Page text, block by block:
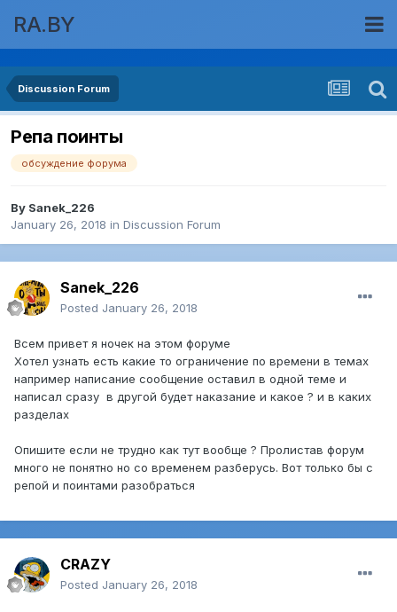
RA.BY
Discussion Forum
Репа поинты
обсуждение форума
By Sanek_226
January 26, 2018 in Discussion Forum
Sanek_226
Posted January 26, 2018
Всем привет я ночек на этом форуме
Хотел узнать есть какие то ограничение по времени в темах
например написание сообщение оставил в одной теме и
написал сразу в другой будет наказание и какое ? и в каких
разделах
Опишите если не трудно как тут вообще ? Пролистав форум
много не понятно но со временем разберусь. Вот только бы с
репой и поинтами разобраться
CRAZY
Posted January 26, 2018